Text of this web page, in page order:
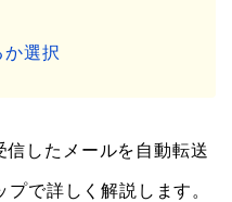
選択
したメールを自動転送
で詳しく解説します。